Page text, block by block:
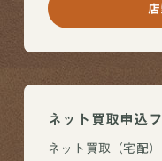
ネット買取申込
ネット買取（宅配